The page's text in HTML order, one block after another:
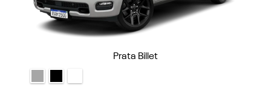
Prata Billet